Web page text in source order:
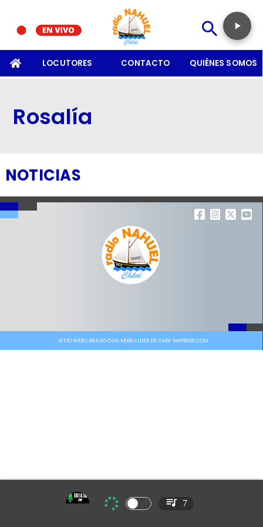
LOCUTORES CONTACTO QUIÉNES SOMOS
Rosalía
NOTICIAS
SITIO WEB CREADO CON MSBUILDER DE CMS-MSPRESS.COM
7